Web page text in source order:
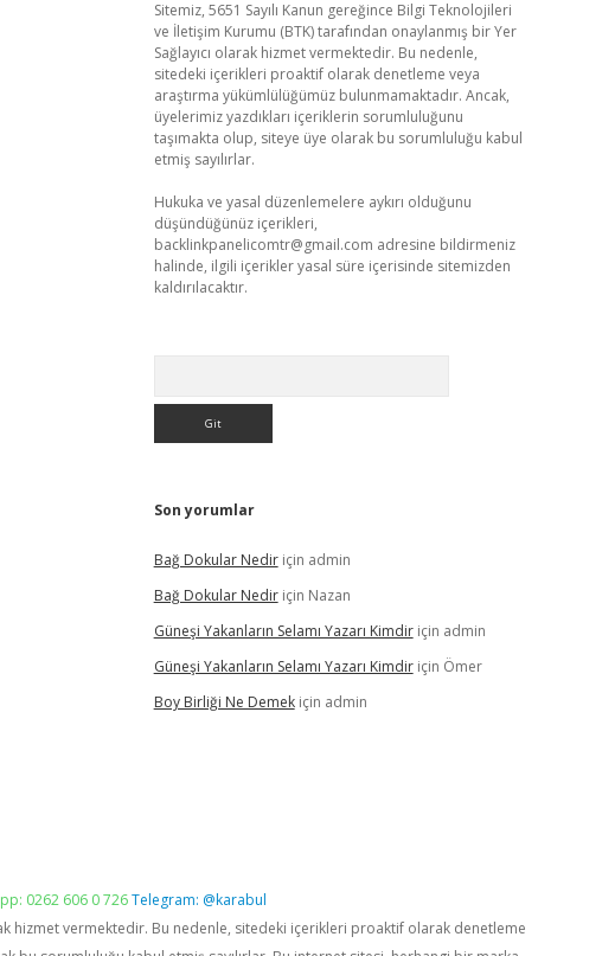
Sitemiz, 5651 Sayılı Kanun gereğince Bilgi Teknolojileri
ve İletişim Kurumu (BTK) tarafından onaylanmış bir Yer
Sağlayıcı olarak hizmet vermektedir. Bu nedenle,
sitedeki içerikleri proaktif olarak denetleme veya
araştırma yükümlülüğümüz bulunmamaktadır. Ancak,
üyelerimiz yazdıkları içeriklerin sorumluluğunu
taşımakta olup, siteye üye olarak bu sorumluluğu kabul
etmiş sayılırlar.
Hukuka ve yasal düzenlemelere aykırı olduğunu
düşündüğünüz içerikleri,
backlinkpanelicomtr@gmail.com adresine bildirmeniz
halinde, ilgili içerikler yasal süre içerisinde sitemizden
kaldırılacaktır.
Son yorumlar
Bağ Dokular Nediriçin admin
Bağ Dokular Nediriçin Nazan
Güneşi Yakanların Selamı Yazarı Kimdiriçin admin
Güneşi Yakanların Selamı Yazarı Kimdiriçin Ömer
Boy Birliği Ne Demekiçin admin
0262 606 0 726Telegram: @karabul
hizmet vermektedir. Bu nedenle, sitedeki içerikleri proaktif olarak denetleme